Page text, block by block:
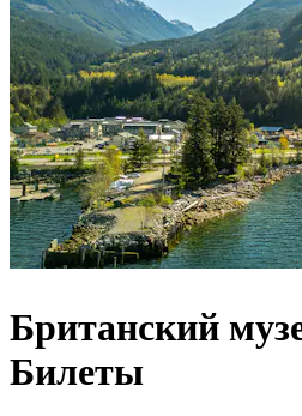
Британский
Билеты